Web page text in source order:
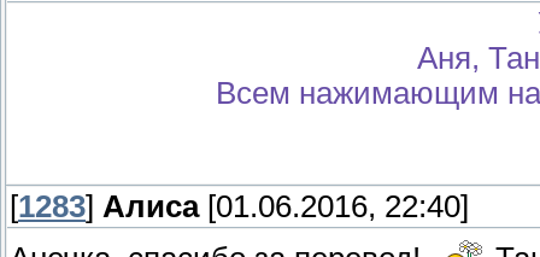
Аня,
Всем нажимающим на
[1283] Алиса[01.06.2016, 22:40]